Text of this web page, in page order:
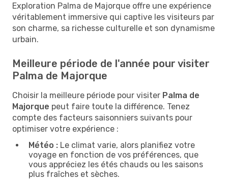
Exploration Palma de Majorque offre une expérience
véritablement immersive qui captive les visiteurs par
son charme, sa richesse culturelle et son dynamisme
urbain.
Meilleure période de l'année pour visiter
Palma de Majorque
Choisir la meilleure période pour visiter Palma de
Majorque peut faire toute la différence. Tenez
compte des facteurs saisonniers suivants pour
optimiser votre expérience :
Météo : Le climat varie, alors planifiez votre
voyage en fonction de vos préférences, que
vous appréciez les étés chauds ou les saisons
plus fraîches et sèches.